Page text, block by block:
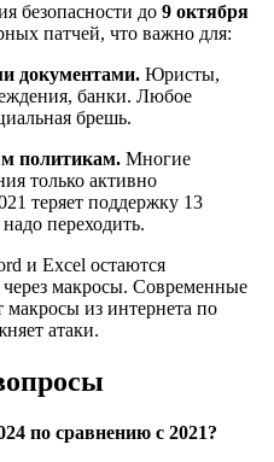
безопасности до 9 октября
патчей, что важно для:
документами. Юристы,
банки. Любое
брешь.
политикам. Многие
только активно
теряет поддержку 13
переходить.
и Excel остаются
макросы. Современные
из интернета по
атаки.
по сравнению с 2021?